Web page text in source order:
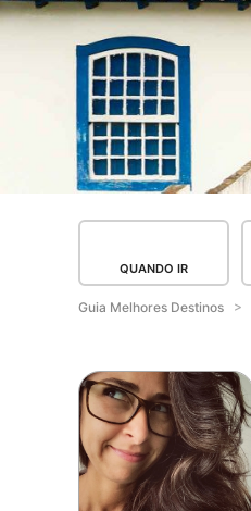
QUANDO IR
Guia Melhores Destinos